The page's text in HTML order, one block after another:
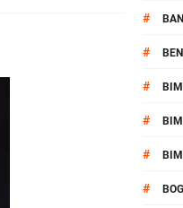
2026
#
#
#
#
#
#